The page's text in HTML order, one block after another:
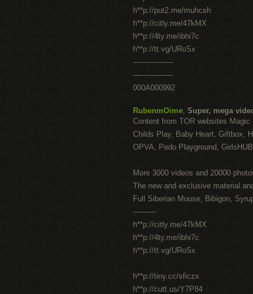
h**p://put2.me/muhcsh
h**p://citly.me/47kMX
h**p://4ty.me/ibhi7c
h**p://tt.vg/URoSx
-----------------
-----------------
000A000992
RubenmOime, Super, mega
Content from TOR websites Magic
Childs Play, Baby Heart, Giftbox,
OPVA, Pedo Playground,
More 3000 videos and 20000
The new and exclusive material
Full Siberian Mouse, Bibigon,
----------
h**p://citly.me/47kMX
h**p://4ty.me/ibhi7c
h**p://tt.vg/URoSx
h**p://tiny.cc/sficzx
h**p://cutt.us/Y7P84